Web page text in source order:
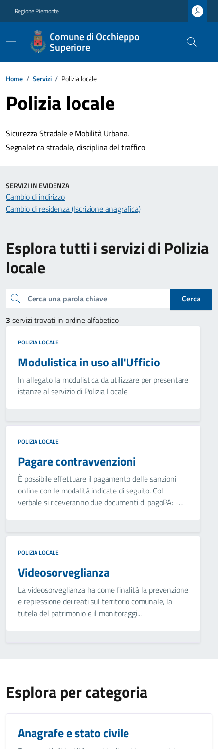
Regione Piemonte
Comune di Occhieppo
Superiore
Home / Servizi / Polizia locale
Polizia locale
Sicurezza Stradale e Mobilità Urbana.
Segnaletica stradale, disciplina del traffico
Esplora tutti i servizi di Polizia
locale
Cerca una parola chiave
Cerca
3 servizi trovati in ordine alfabetico
POLIZIA LOCALE
Modulistica in uso all'Ufficio
In allegato la modulistica da utilizzare per presentare
istanze al servizio di Polizia Locale
POLIZIA LOCALE
Pagare contravvenzioni
È possibile effettuare il pagamento delle sanzioni
online con le modalità indicate di seguito. Col
verbale si riceveranno due documenti di pagoPA: -...
POLIZIA LOCALE
Videosorveglianza
La videosorveglianza ha come finalità la prevenzione
e repressione dei reati sul territorio comunale, la
tutela del patrimonio e il monitoraggi...
SERVIZI IN EVIDENZA
Cambio di indirizzo
Cambio di residenza (Iscrizione anagrafica)
Esplora per categoria
Anagrafe e stato civile